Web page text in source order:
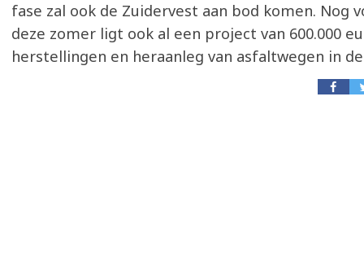
fase zal ook de Zuidervest aan bod komen. Nog
deze zomer ligt ook al een project van 600.000
herstellingen en heraanleg van asfaltwegen in